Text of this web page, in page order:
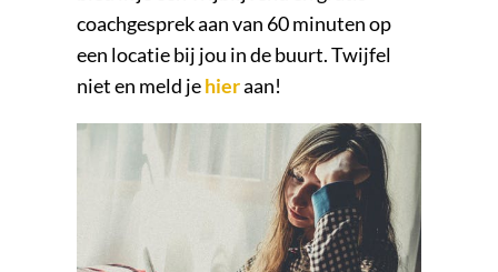
coachgesprek aan van 60 minuten op
een locatie bij jou in de buurt. Twijfel
niet en meld jehieraan!